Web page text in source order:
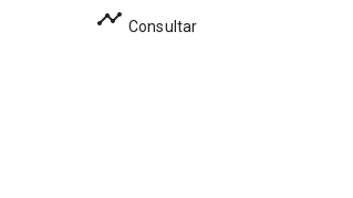
Consultar